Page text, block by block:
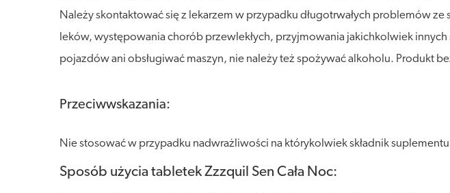
Należy skontaktować się z lekarzem w przypadku długotrwałych problemów
leków, występowania chorób przewlekłych, przyjmowania jakichkolwiek
pojazdów ani obsługiwać maszyn, nie należy też spożywać alkoholu. Produkt
Przeciwwskazania:
Nie stosować w przypadku nadwrażliwości na którykolwiek składnik
Sposób użycia tabletek Zzzquil Sen Cała Noc: